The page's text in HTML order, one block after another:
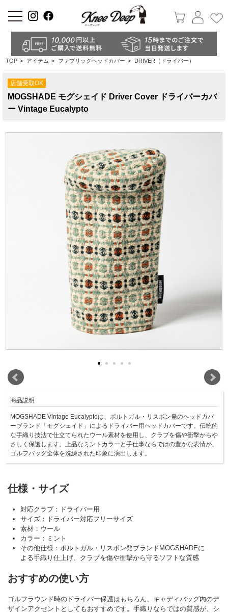
a
TOP > アイテム > ファブリックヘッドカバー > DRIVER（ドライバー）
店舗受取OK
MOGSHADE モグシェイド Driver Cover ドライバーカバ
ー Vintage Eucalypto
商品説明
MOGSHADE Vintage Eucalyptoは、ポルトガル・リスボン発のヘッドカバ
ーブランド「モグシェイド」によるドライバー用ヘッドカバーです。伝統的
な手織り技法で仕立てられたウール素材を使用し、クラブを傷や衝撃からや
さしく保護します。上品なミントカラーと手仕事ならではの豊かな表情が、
ゴルフバッグ全体を洗練された印象に演出します。
仕様・サイズ
対応クラブ：ドライバー用
サイズ：ドライバー対応フリーサイズ
素材：ウール
カラー：ミント
その他仕様：ポルトガル・リスボン発ブランドMOGSHADEに
よる手織り仕上げ、クラブを傷や衝撃から守るソフトな質感
おすすめの使い方
ゴルフラウンド時のドライバー保護はもちろん、キャディバッグ内のデ
ザインアクセントとしてもおすすめです。手織りならではの質感が、シ